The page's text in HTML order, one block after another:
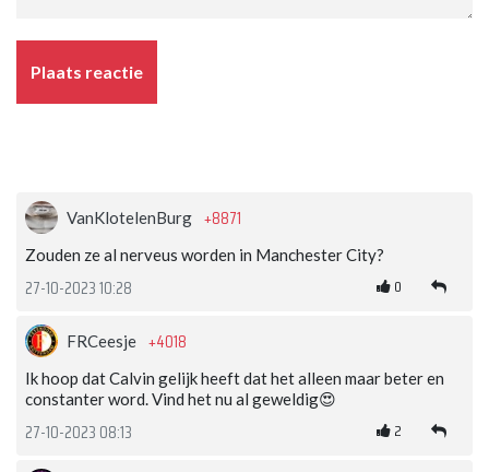
Plaats reactie
VanKlotelenBurg +8871
Zouden ze al nerveus worden in Manchester City?
27-10-2023 10:28 0
FRCeesje +4018
Ik hoop dat Calvin gelijk heeft dat het alleen maar beter en
constanter word. Vind het nu al geweldig😍
27-10-2023 08:13 2